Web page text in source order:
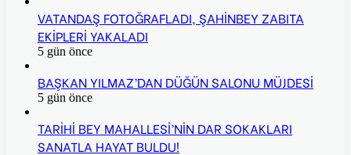
VATANDAŞ FOTOĞRAFLADI, ŞAHİNBEY ZABITA
EKİPLERİ YAKALADI
5 gün önce
BAŞKAN YILMAZ’DAN DÜĞÜN SALONU MÜJDESİ
5 gün önce
TARİHİ BEY MAHALLESİ’NİN DAR SOKAKLARI
SANATLA HAYAT BULDU!